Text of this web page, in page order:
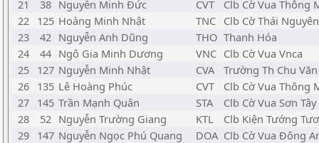
21
38 Nguyễn Minh Đức CVT
Clb Cờ Vua Thông
22 125 Hoàng Minh Nhật TNC Clb Cờ Thái Nguyên
23
42 Nguyễn Anh Dũng THO Thanh Hóa
24
44 Ngô Gia Minh Dương VNC Clb Cờ Vua Vnca
25 127 Nguyễn Minh Nhật CVA
Trường Th Chu
26 135 Lê Hoàng Phúc CVT
Clb Cờ Vua Thông
27 145 Trần Mạnh Quân STA
Clb Cờ Vua Sơn Tây
28
52 Nguyễn Trường Giang KTL
Clb Kiện Tướng
29 147 Nguyễn Ngọc Phú Quang DOA Clb Cờ Vua Đông